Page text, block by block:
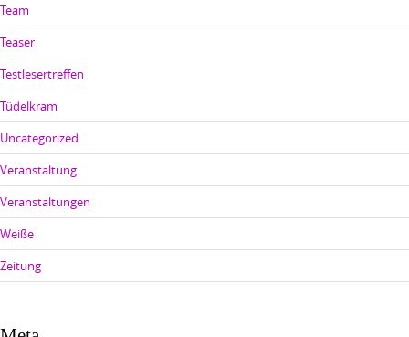
Team
Teaser
Testlesertreffen
Tüdelkram
Uncategorized
Veranstaltung
Veranstaltungen
Weiße
Zeitung